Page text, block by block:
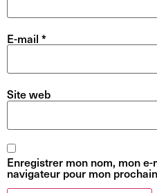
E-mail *
Site web
Enregistrer mon nom, mon
navigateur pour mon